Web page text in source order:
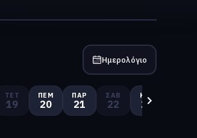
Ημερολόγιο
ΤΕΤ
19
ΠΈΜ
20
ΠΑΡ
21
ΣΆΒ
22
ΚΥΡ
23